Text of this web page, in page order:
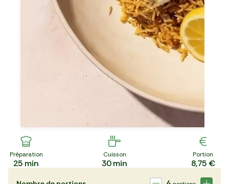
Préparation
25 min
Cuisson
30min
Portion
8,75 €